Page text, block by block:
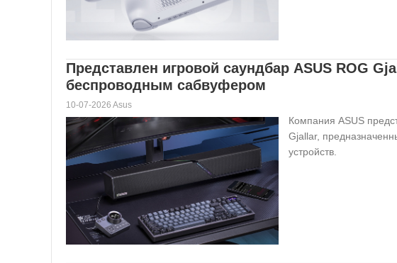
Представлен игровой саундбар ASUS ROG
беспроводным сабвуфером
10-07-2026 Asus
Компания ASUS
Gjallar,
устройств.